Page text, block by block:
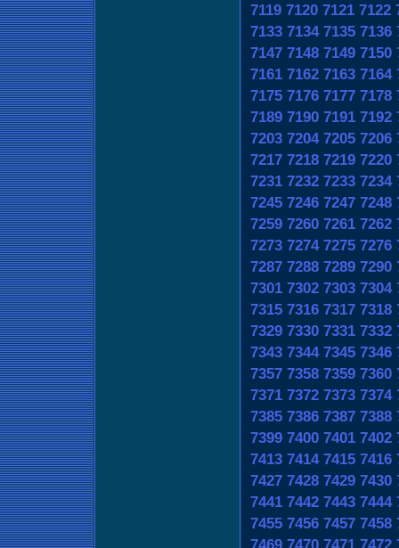
7119 7120 7121 7122
7133 7134 7135 7136
7147 7148 7149 7150
7161 7162 7163 7164
7175 7176 7177 7178
7189 7190 7191 7192
7203 7204 7205 7206
7217 7218 7219 7220
7231 7232 7233 7234
7245 7246 7247 7248
7259 7260 7261 7262
7273 7274 7275 7276
7287 7288 7289 7290
7301 7302 7303 7304
7315 7316 7317 7318
7329 7330 7331 7332
7343 7344 7345 7346
7357 7358 7359 7360
7371 7372 7373 7374
7385 7386 7387 7388
7399 7400 7401 7402
7413 7414 7415 7416
7427 7428 7429 7430
7441 7442 7443 7444
7455 7456 7457 7458
7469 7470 7471 7472